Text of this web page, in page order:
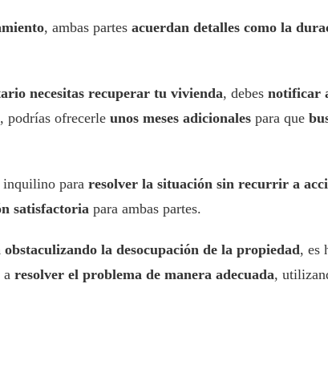
, ambas partes acuerdan detalles como la
necesitas recuperar tu vivienda, debes notificar
, podrías ofrecerle unos meses adicionales para que
inquilino para resolver la situación sin recurrir a
satisfactoria para ambas partes.
la desocupación de la propiedad, es
a resolver el problema de manera adecuada,